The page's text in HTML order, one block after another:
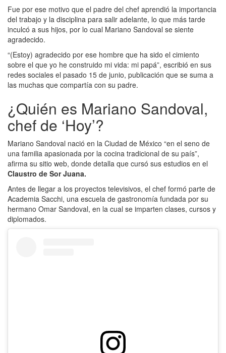
Fue por ese motivo que el padre del chef aprendió la importancia
del trabajo y la disciplina para salir adelante, lo que más tarde
inculcó a sus hijos, por lo cual Mariano Sandoval se siente
agradecido.
“(Estoy) agradecido por ese hombre que ha sido el cimiento
sobre el que yo he construido mi vida: mi papá”, escribió en sus
redes sociales el pasado 15 de junio, publicación que se suma a
las muchas que compartía con su padre.
¿Quién es Mariano Sandoval,
chef de ‘Hoy’?
Mariano Sandoval nació en la Ciudad de México “en el seno de
una familia apasionada por la cocina tradicional de su país”,
afirma su sitio web, donde detalla que cursó sus estudios en el
Claustro de Sor Juana.
Antes de llegar a los proyectos televisivos, el chef formó parte de
Academia Sacchi, una escuela de gastronomía fundada por su
hermano Omar Sandoval, en la cual se imparten clases, cursos y
diplomados.